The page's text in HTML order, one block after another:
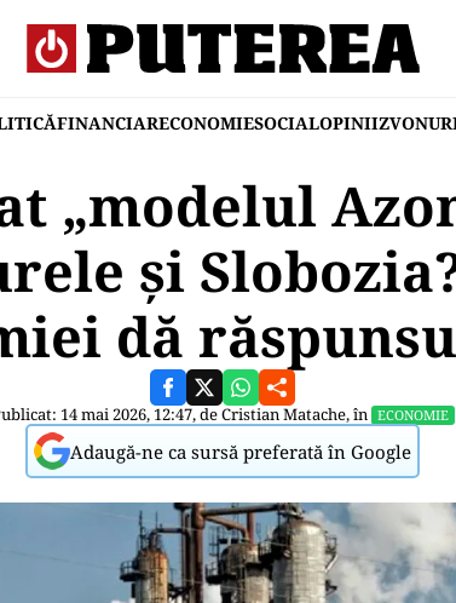
FINANCIARECONOMIESOCIALOPINII
„modelul
și
dă
14 mai 2026, 12:47, deCristian Matache, în ECONOMIE
Adaugă-ne ca sursă preferată în Google